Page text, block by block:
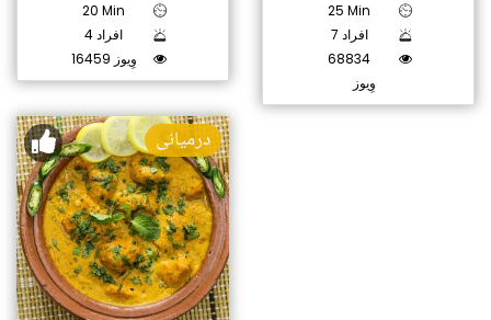
20 Min
4 افراد
16459 وِیوز
25 Min
7 افراد
68834
وِیوز
درمیانی